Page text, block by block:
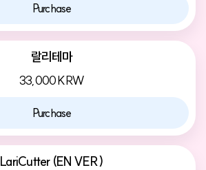
Purchase
랄리테마
33,000KRW
Purchase
LariCutter (EN VER)